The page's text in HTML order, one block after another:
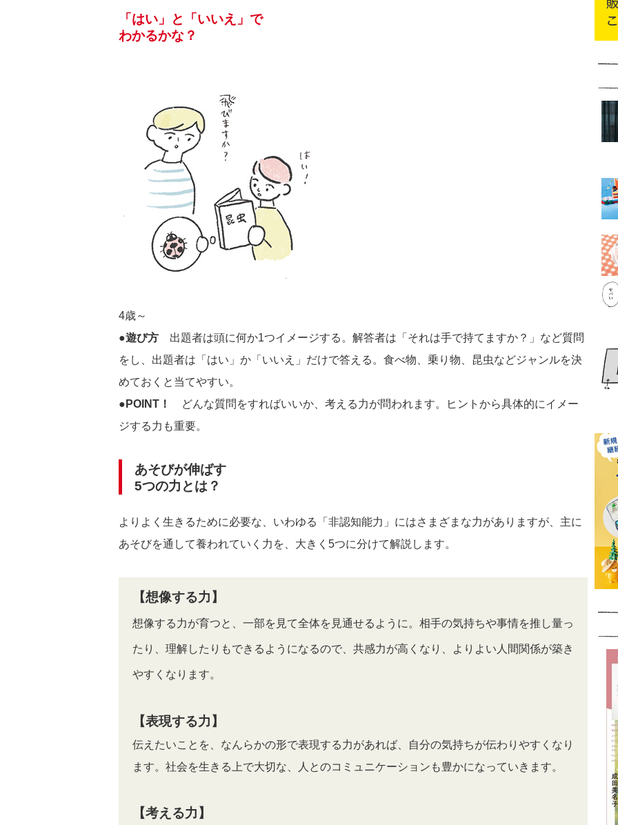
「はい」と「いいえ」で
わかるかな？
4歳～
●遊び方 出題者は頭に何か1つイメージする。解答者は「それは手で持てますか？」など質問
をし、出題者は「はい」か「いいえ」だけで答える。食べ物、乗り物、昆虫などジャンルを決
めておくと当てやすい。
●POINT！
どんな質問をすればいいか、考える力が問われます。ヒントから具体的にイメー
ジする力も重要。
あそびが伸ばす
5つの力とは？
よりよく生きるために必要な、いわゆる「非認知能力」にはさまざまな力がありますが、主に
あそびを通して養われていく力を、大きく5つに分けて解説します。
【想像する力】
想像する力が育つと、一部を見て全体を見通せるように。相手の気持ちや事情を推し量っ
たり、理解したりもできるようになるので、共感力が高くなり、よりよい人間関係が築き
やすくなります。
【表現する力】
伝えたいことを、なんらかの形で表現する力があれば、自分の気持ちが伝わりやすくなり
ます。社会を生きる上で大切な、人とのコミュニケーションも豊かになっていきます。
【考える力】